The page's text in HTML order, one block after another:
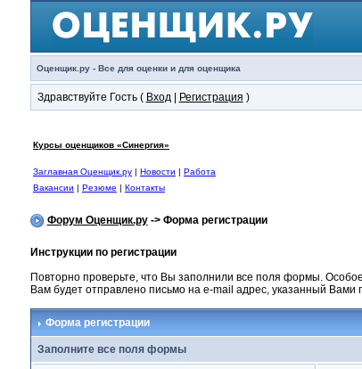
Оценщик.ру - Все для оценки и для оценщика
Здравствуйте Гость ( Вход| Регистрация )
Курсы оценщиков «Синергия»
Заглавная Оценщик.ру| Новости | Работа
Вакансии | Резюме | Контакты
Форум Оценщик.ру-> Форма регистрации
Инструкции по регистрации
Повторно проверьте, что Вы заполнили все поля формы.
Вам будет отправлено письмо на e-mail адрес, указанный
Форма регистрации
Заполните все поля формы